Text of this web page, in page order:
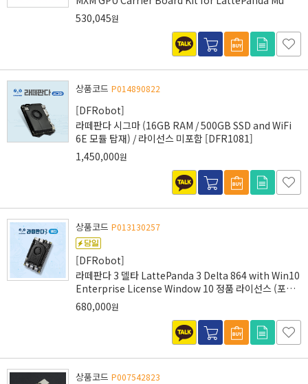
530,045원
상품코드 P014890822
[DFRobot]
라떼판다 시그마 (16GB RAM / 500GB SSD and WiFi
6E 모듈 탑재) / 라이선스 미포함 [DFR1081]
1,450,000원
상품코드 P013130257
[DFRobot]
라떼판다 3 델타 LattePanda 3 Delta 864 with Win10
Enterprise License Window 10 정품 라이선스 (포함)
8GB/64GB Window 10 [DFR0982]
680,000원
상품코드 P007542823